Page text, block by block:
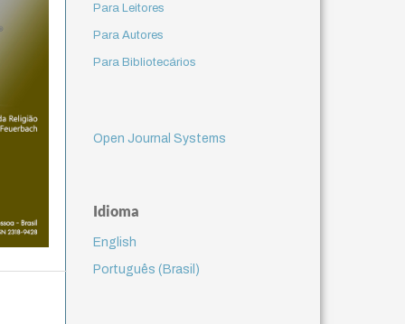
Para Leitores
Para Autores
Para Bibliotecários
Open Journal Systems
Idioma
English
Português (Brasil)